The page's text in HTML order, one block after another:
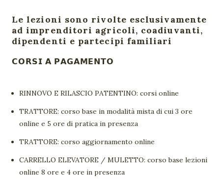
Le lezioni sono rivolte esclusivamente
ad imprenditori agricoli, coadiuvanti,
dipendenti e partecipi familiari
𝗖𝗢𝗥𝗦𝗜 𝗔 𝗣𝗔𝗚𝗔𝗠𝗘𝗡𝗧𝗢
RINNOVO E RILASCIO PATENTINO: corsi online
TRATTORE: corso base in modalità mista di cui 3 ore
online e 5 ore di pratica in presenza
TRATTORE: corso aggiornamento online
CARRELLO ELEVATORE / MULETTO: corso base lezioni
online 8 ore e 4 ore in presenza